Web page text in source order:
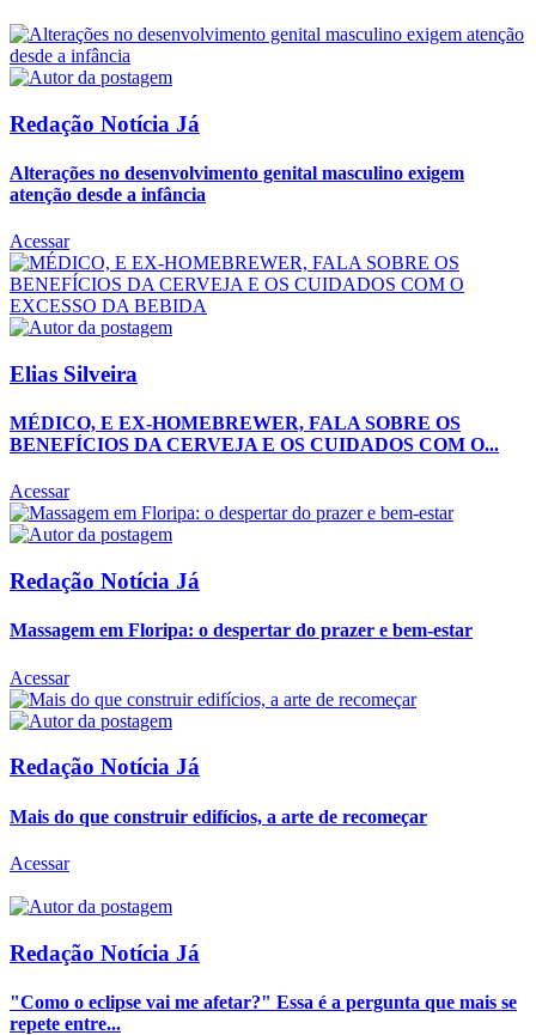
Redação Notícia Já
Alterações no desenvolvimento genital masculino exigem
atenção desde a infância
Acessar
Elias Silveira
MÉDICO, E EX-HOMEBREWER, FALA SOBRE OS
BENEFÍCIOS DA CERVEJA E OS CUIDADOS COM O...
Acessar
Redação Notícia Já
Massagem em Floripa: o despertar do prazer e bem-estar
Acessar
Redação Notícia Já
Mais do que construir edifícios, a arte de recomeçar
Acessar
Redação Notícia Já
"Como o eclipse vai me afetar?" Essa é a pergunta que mais se
repete entre...